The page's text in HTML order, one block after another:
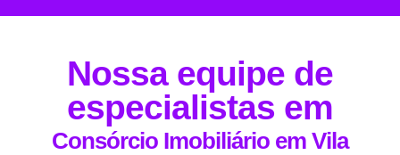
Nossa equipe de
especialistas em
Consórcio Imobiliário em Vila